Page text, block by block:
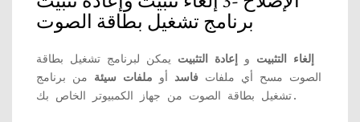
برنامج تشغيل بطاقة الصوت
إلغاء التثبيت و إعادة التثبيت يمكن لبرنامج تشغيل بطاقة
الصوت مسح أي ملفات فاسد أو ملفات سيئة من برنامج
تشغيل بطاقة الصوت من جهاز الكمبيوتر الخاص بك.